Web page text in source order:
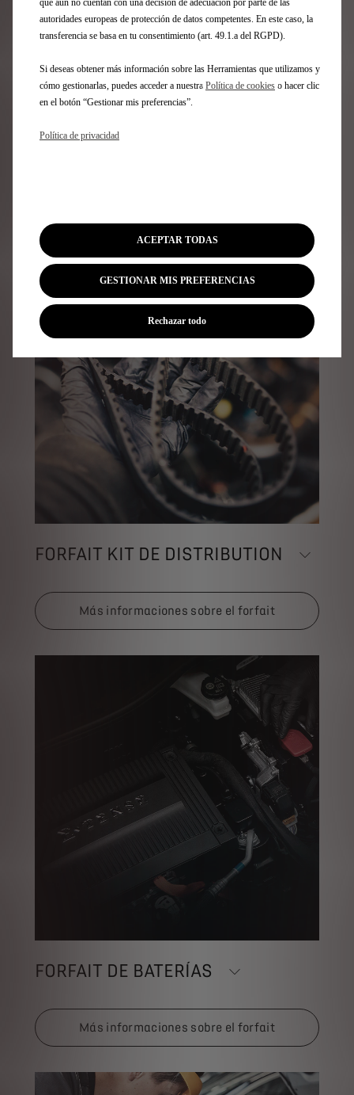
AMORTIGUADORES
FORFAIT KIT DE DISTRIBUTION
Más informaciones sobre el forfait
FORFAIT DE BATERÍAS
Más informaciones sobre el forfait
que aún no cuentan con una decisión de adecuación por parte de las
autoridades europeas de protección de datos competentes. En este caso, la
transferencia se basa en tu consentimiento (art. 49.1.a del RGPD).
Si deseas obtener más información sobre las Herramientas que utilizamos y
cómo gestionarlas, puedes acceder a nuestra Política de cookies o hacer clic
en el botón “Gestionar mis preferencias”.
Política de privacidad
GESTIONAR MIS PREFERENCIAS
ACEPTAR TODAS
Rechazar todo